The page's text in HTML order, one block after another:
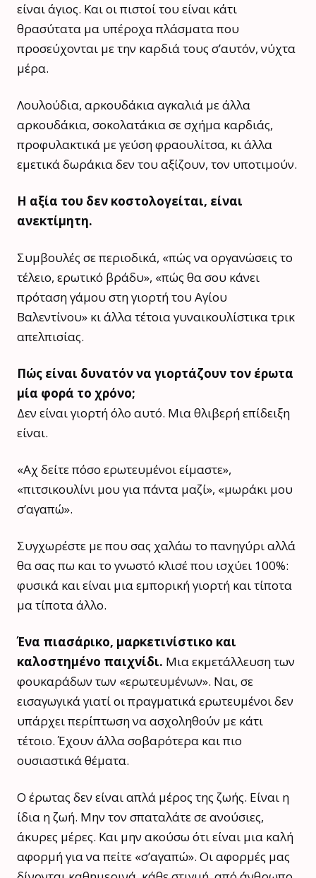
είναι άγιος. Και οι πιστοί του είναι κάτι
θρασύτατα μα υπέροχα πλάσματα που
προσεύχονται με την καρδιά τους σ’αυτόν, νύχτα
μέρα.
Λουλούδια, αρκουδάκια αγκαλιά με άλλα
αρκουδάκια, σοκολατάκια σε σχήμα καρδιάς,
προφυλακτικά με γεύση φραουλίτσα, κι άλλα
εμετικά δωράκια δεν του αξίζουν, τον υποτιμούν.
Η αξία του δεν κοστολογείται, είναι
ανεκτίμητη.
Συμβουλές σε περιοδικά, «πώς να οργανώσεις το
τέλειο, ερωτικό βράδυ», «πώς θα σου κάνει
πρόταση γάμου στη γιορτή του Αγίου
Βαλεντίνου» κι άλλα τέτοια γυναικουλίστικα τρικ
απελπισίας.
Πώς είναι δυνατόν να γιορτάζουν τον έρωτα
μία φορά το χρόνο;
Δεν είναι γιορτή όλο αυτό. Μια θλιβερή επίδειξη
είναι.
«Αχ δείτε πόσο ερωτευμένοι είμαστε»,
«πιτσικουλίνι μου για πάντα μαζί», «μωράκι μου
σ’αγαπώ».
Συγχωρέστε με που σας χαλάω το πανηγύρι αλλά
θα σας πω και το γνωστό κλισέ που ισχύει 100%:
φυσικά και είναι μια εμπορική γιορτή και τίποτα
μα τίποτα άλλο.
Ένα πιασάρικο, μαρκετινίστικο και
καλοστημένο παιχνίδι. Μια εκμετάλλευση των
φουκαράδων των «ερωτευμένων». Ναι, σε
εισαγωγικά γιατί οι πραγματικά ερωτευμένοι δεν
υπάρχει περίπτωση να ασχοληθούν με κάτι
τέτοιο. Έχουν άλλα σοβαρότερα και πιο
ουσιαστικά θέματα.
Ο έρωτας δεν είναι απλά μέρος της ζωής. Είναι η
ίδια η ζωή. Μην τον σπαταλάτε σε ανούσιες,
άκυρες μέρες. Και μην ακούσω ότι είναι μια καλή
αφορμή για να πείτε «σ’αγαπώ». Οι αφορμές μας